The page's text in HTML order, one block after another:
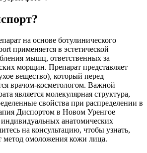
на основе ботулинического
применяется в эстетической
мышц, ответственных за
морщин. Препарат представляет
вещество), который перед
врачом-косметологом. Важной
является молекулярная структура,
свойства при распределении в
Диспортом в Новом Уренгое
анатомических
на консультацию, чтобы узнать,
метод омоложения кожи лица.